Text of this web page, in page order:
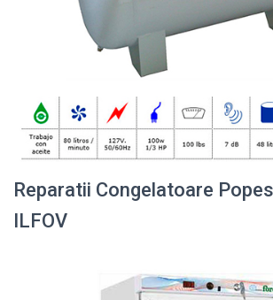
Reparatii Congelatoare
ILFOV